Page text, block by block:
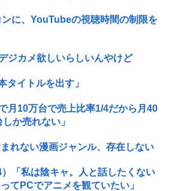
に、YouTubeの視聴時間の制限を
ジカメ欲しいらしいんやけど
タイトルを出す」
月10万台で売上比率1/4だから月40
か売れない」
れない漫画ジャンル、存在しない
「私は陰キャ。人と話したくない
てPCでアニメを観ていたい」